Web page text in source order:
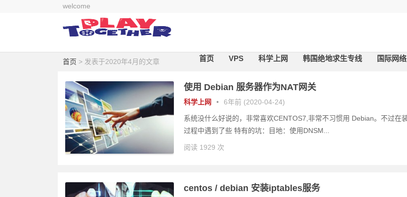
welcome
首页 VPS 科学上网 韩国绝地求生专线 国际网
首页 > 发表于2020年4月的文章
使用 Debian 服务器作为NAT网关
科学上网 • 6年前 (2020-04-24)
系统没什么好说的，非常喜欢CENTOS7,非常不习惯用 Debian。不过在
过程中遇到了些 特有的坑：目地：使用DNSM...
阅读 1929 次
centos / debian 安装iptables服务